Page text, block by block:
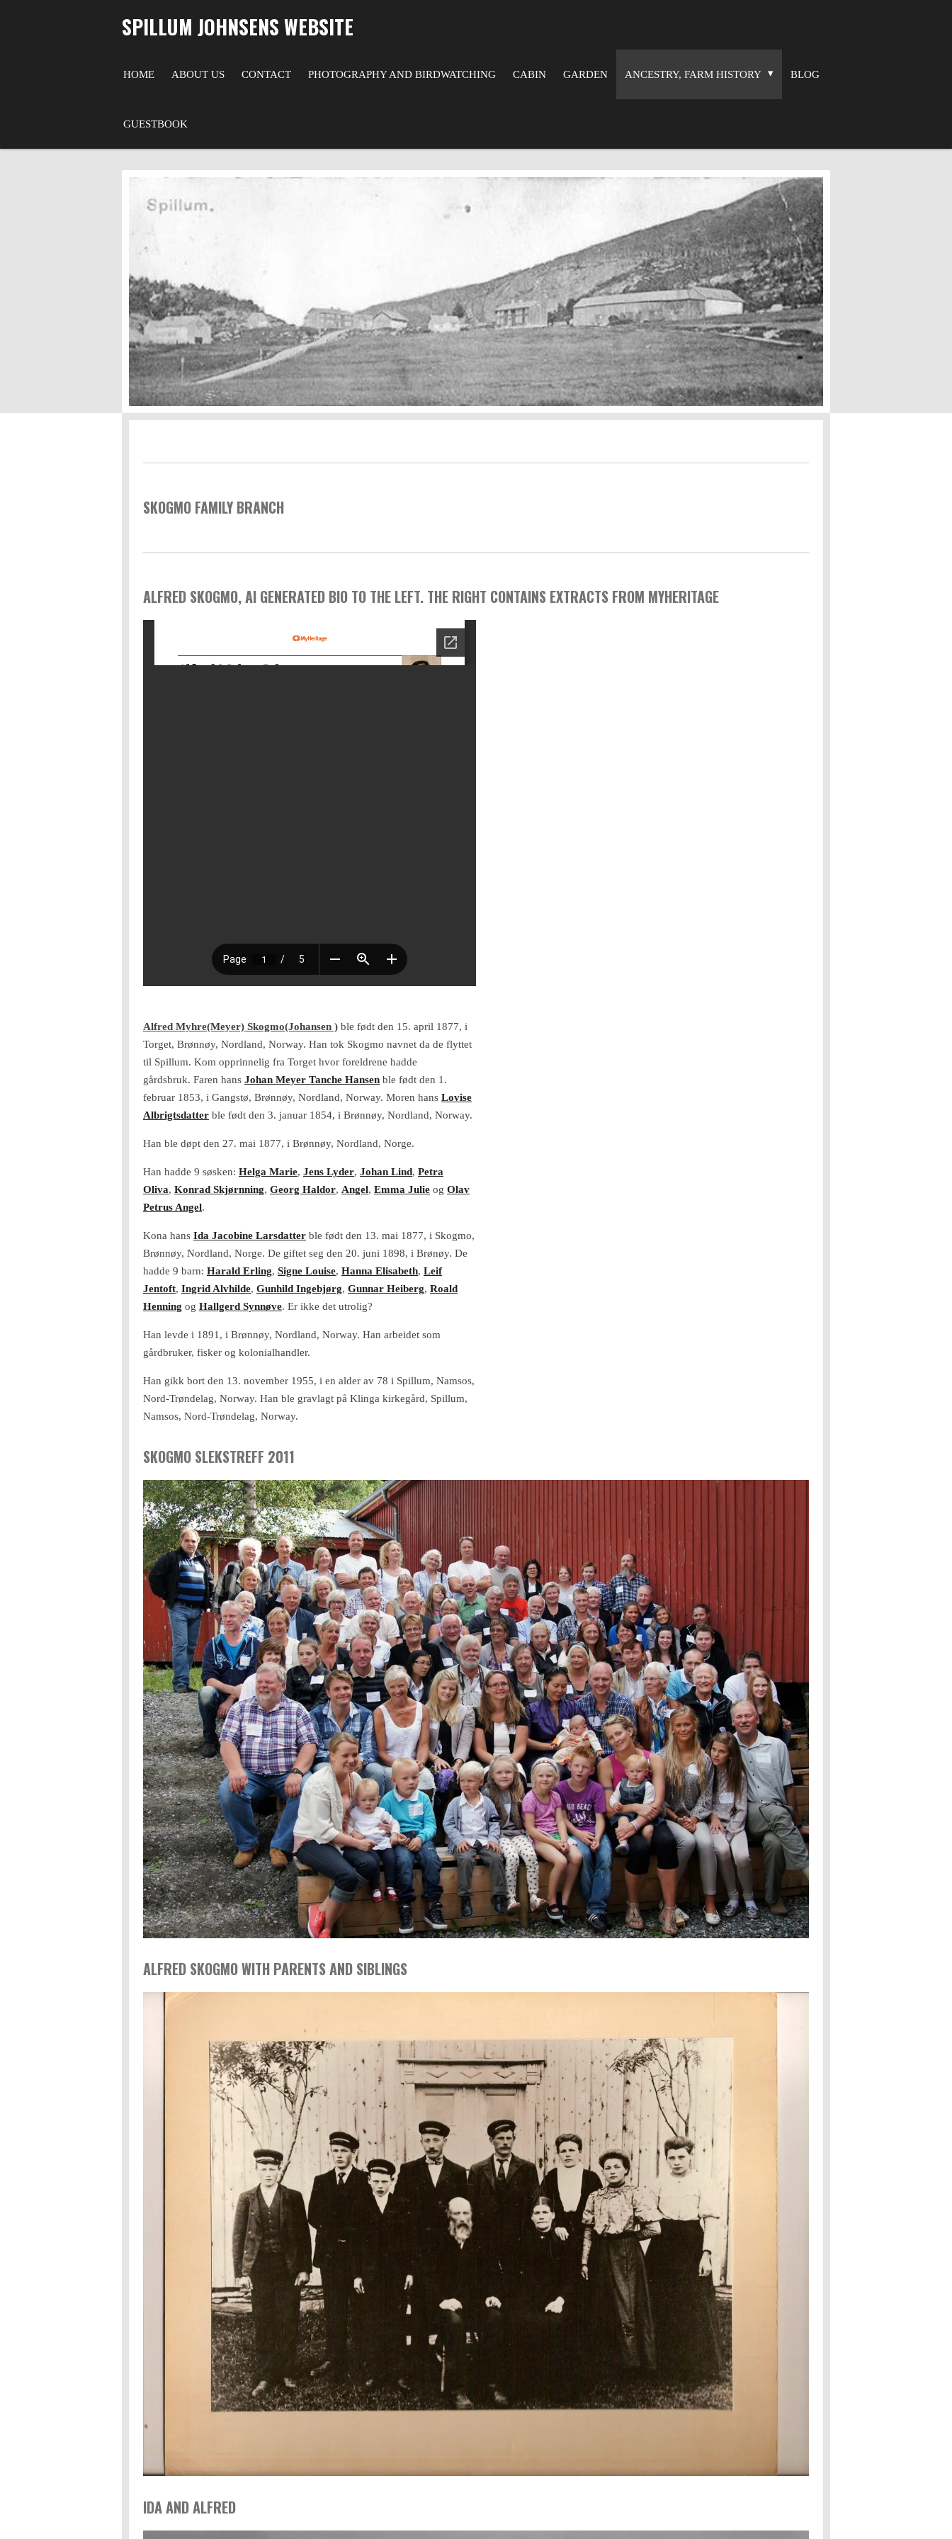
SPILLUM JOHNSENS WEBSITE
HOME ABOUT US CONTACT PHOTOGRAPHY AND BIRDWATCHING CABIN GARDEN ANCESTRY, FARM HISTORY BLOG
GUESTBOOK
SKOGMO FAMILY BRANCH
ALFRED SKOGMO, AI GENERATED BIO TO THE LEFT. THE RIGHT CONTAINS EXTRACTS FROM MYHERITAGE
Alfred Myhre(Meyer) Skogmo(Johansen ) ble født den 15. april 1877, i
Torget, Brønnøy, Nordland, Norway. Han tok Skogmo navnet da de flyttet
til Spillum. Kom opprinnelig fra Torget hvor foreldrene hadde
gårdsbruk. Faren hans Johan Meyer Tanche Hansen ble født den 1.
februar 1853, i Gangstø, Brønnøy, Nordland, Norway. Moren hans Lovise
Albrigtsdatter ble født den 3. januar 1854, i Brønnøy, Nordland, Norway.
Han ble døpt den 27. mai 1877, i Brønnøy, Nordland, Norge.
Han hadde 9 søsken: Helga Marie, Jens Lyder, Johan Lind, Petra
Oliva, Konrad Skjørnning, Georg Haldor, Angel, Emma Julie og Olav
Petrus Angel.
Kona hans Ida Jacobine Larsdatter ble født den 13. mai 1877, i Skogmo,
Brønnøy, Nordland, Norge. De giftet seg den 20. juni 1898, i Brønøy. De
hadde 9 barn: Harald Erling, Signe Louise, Hanna Elisabeth, Leif
Jentoft, Ingrid Alvhilde, Gunhild Ingebjørg, Gunnar Heiberg, Roald
Henning og Hallgerd Synnøve. Er ikke det utrolig?
Han levde i 1891, i Brønnøy, Nordland, Norway. Han arbeidet som
gårdbruker, fisker og kolonialhandler.
Han gikk bort den 13. november 1955, i en alder av 78 i Spillum, Namsos,
Nord-Trøndelag, Norway. Han ble gravlagt på Klinga kirkegård, Spillum,
Namsos, Nord-Trøndelag, Norway.
SKOGMO SLEKSTREFF 2011
ALFRED SKOGMO WITH PARENTS AND SIBLINGS
IDA AND ALFRED